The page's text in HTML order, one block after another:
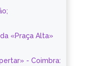
«Praça Alta»
- Coimbra: